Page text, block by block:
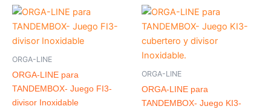
ORGA-LINE
ORGA-LINE para
TANDEMBOX- Juego FI3-
divisor Inoxidable
$1,107.75
producto
variantes.
Las
opciones
ORGA-LINE
ORGA-LINE para
TANDEMBOX- Juego KI3-